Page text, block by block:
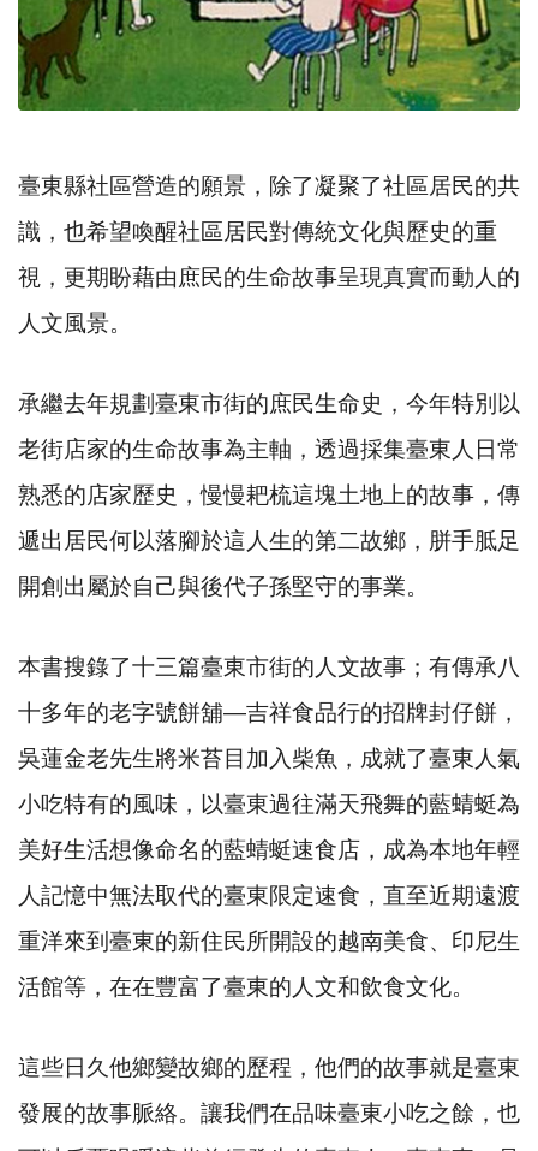
臺東縣社區營造的願景，除了凝聚了社區居民的共
識，也希望喚醒社區居民對傳統文化與歷史的重
視，更期盼藉由庶民的生命故事呈現真實而動人的
人文風景。
承繼去年規劃臺東市街的庶民生命史，今年特別以
老街店家的生命故事為主軸，透過採集臺東人日常
熟悉的店家歷史，慢慢耙梳這塊土地上的故事，傳
遞出居民何以落腳於這人生的第二故鄉，胼手胝足
開創出屬於自己與後代子孫堅守的事業。
本書搜錄了十三篇臺東市街的人文故事；有傳承八
十多年的老字號餅舖—吉祥食品行的招牌封仔餅，
吳蓮金老先生將米苔目加入柴魚，成就了臺東人氣
小吃特有的風味，以臺東過往滿天飛舞的藍蜻蜓為
美好生活想像命名的藍蜻蜓速食店，成為本地年輕
人記憶中無法取代的臺東限定速食，直至近期遠渡
重洋來到臺東的新住民所開設的越南美食、印尼生
活館等，在在豐富了臺東的人文和飲食文化。
這些日久他鄉變故鄉的歷程，他們的故事就是臺東
發展的故事脈絡。讓我們在品味臺東小吃之餘，也